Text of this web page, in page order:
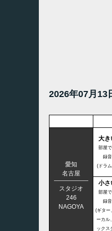
2026年07月
愛知
名古屋
スタジオ
246
NAGOYA
大き
部屋
録音
(ドラ
小さ
部屋
録音
(ギター
ーカル
ックス